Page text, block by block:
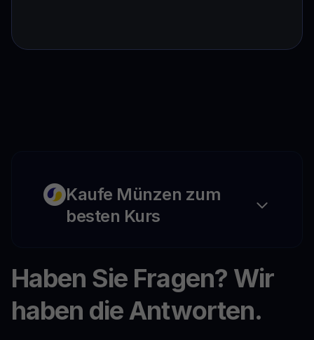
Kaufe Münzen zum
besten Kurs
Haben Sie Fragen? Wir
haben die Antworten.